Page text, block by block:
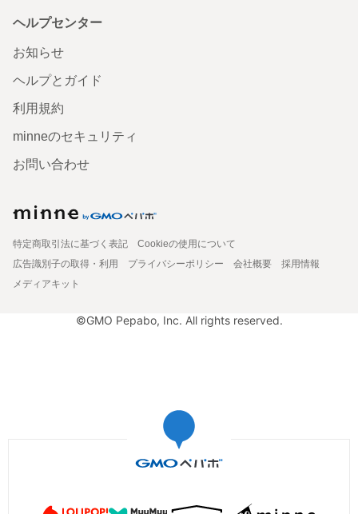
ヘルプセンター
お知らせ
ヘルプとガイド
利用規約
minneのセキュリティ
お問い合わせ
特定商取引法に基づく表記
Cookieの使用について
広告識別子の取得・利用
プライバシーポリシー 会社概要
採用情報
メディアキット
©GMO Pepabo, Inc. All rights reserved.